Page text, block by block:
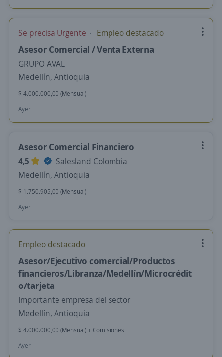
Se precisa Urgente Empleo destacado
Asesor Comercial / Venta Externa
GRUPO AVAL
Medellín, Antioquia
$ 4.000.000,00 (Mensual)
Ayer
Asesor Comercial Financiero
4,5
Salesland Colombia
Medellín, Antioquia
$ 1.750.905,00 (Mensual)
Ayer
Empleo destacado
Asesor/Ejecutivo comercial/Productos
financieros/Libranza/Medellín/Microcrédit
o/tarjeta
Importante empresa del sector
Medellín, Antioquia
$ 4.000.000,00 (Mensual) + Comisiones
Ayer